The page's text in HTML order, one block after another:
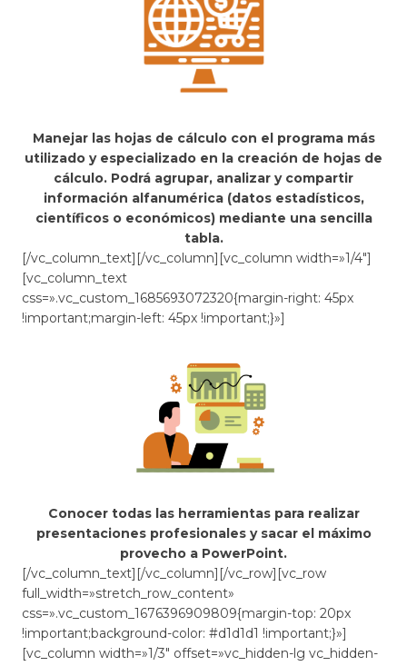
Manejar las hojas de cálculo con el programa más
utilizado y especializado en la creación de hojas de
cálculo. Podrá agrupar, analizar y compartir
información alfanumérica (datos estadísticos,
científicos o económicos) mediante una sencilla
tabla.
[/vc_column_text][/vc_column][vc_column width=»1/4″]
[vc_column_text
css=».vc_custom_1685693072320{margin-right: 45px
!important;margin-left: 45px !important;}»]
Conocer todas las herramientas para realizar
presentaciones profesionales y sacar el máximo
provecho a PowerPoint.
[/vc_column_text][/vc_column][/vc_row][vc_row
full_width=»stretch_row_content»
css=».vc_custom_1676396909809{margin-top: 20px
!important;background-color: #d1d1d1 !important;}»]
[vc_column width=»1/3″ offset=»vc_hidden-lg vc_hidden-